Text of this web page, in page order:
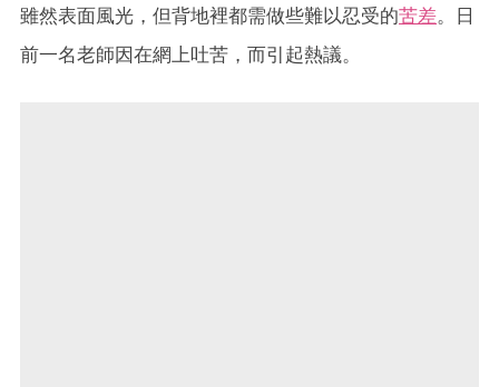
雖然表面風光，但背地裡都需做些難以忍受的苦差。日
前一名老師因在網上吐苦，而引起熱議。